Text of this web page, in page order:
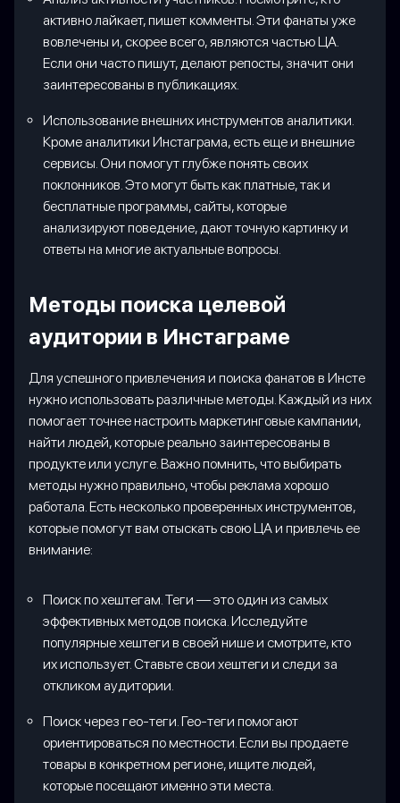
активно лайкает, пишет комменты. Эти фанаты уже
вовлечены и, скорее всего, являются частью ЦА.
Если они часто пишут, делают репосты, значит они
заинтересованы в публикациях.
Использование внешних инструментов аналитики.
Кроме аналитики Инстаграма, есть еще и внешние
сервисы. Они помогут глубже понять своих
поклонников. Это могут быть как платные, так и
бесплатные программы, сайты, которые
анализируют поведение, дают точную картинку и
ответы на многие актуальные вопросы.
Методы поиска целевой
аудитории в Инстаграме
Для успешного привлечения и поиска фанатов в Инсте
нужно использовать различные методы. Каждый из них
помогает точнее настроить маркетинговые кампании,
найти людей, которые реально заинтересованы в
продукте или услуге. Важно помнить, что выбирать
методы нужно правильно, чтобы реклама хорошо
работала. Есть несколько проверенных инструментов,
которые помогут вам отыскать свою ЦА и привлечь ее
внимание:
Поиск по хештегам. Теги — это один из самых
эффективных методов поиска. Исследуйте
популярные хештеги в своей нише и смотрите, кто
их использует. Ставьте свои хештеги и следи за
откликом аудитории.
Поиск через гео-теги. Гео-теги помогают
ориентироваться по местности. Если вы продаете
товары в конкретном регионе, ищите людей,
которые посещают именно эти места.